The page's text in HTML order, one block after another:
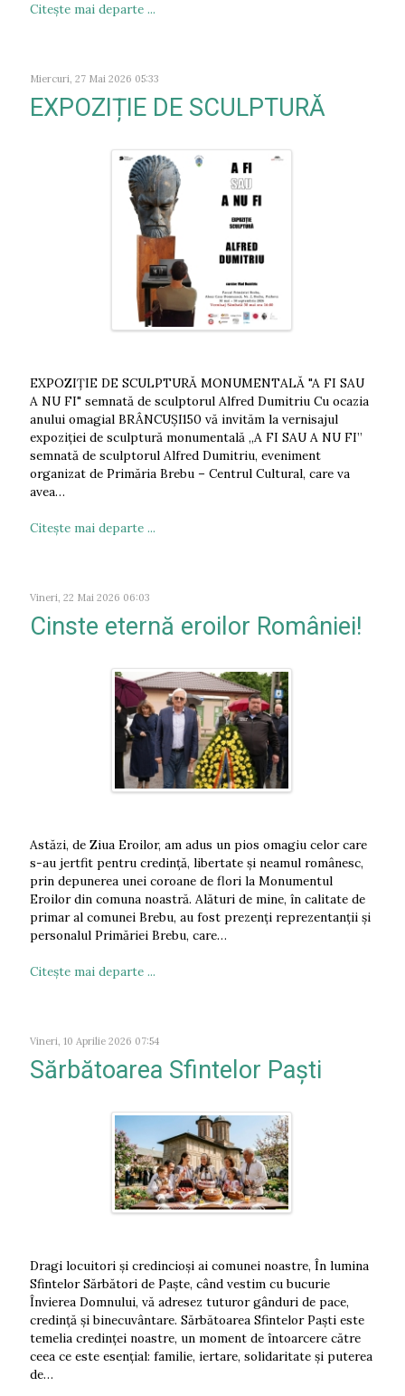
Citeşte mai departe ...
Miercuri, 27 Mai 2026 05:33
EXPOZIȚIE DE SCULPTURĂ
EXPOZIȚIE DE SCULPTURĂ MONUMENTALĂ "A FI SAU
A NU FI" semnată de sculptorul Alfred Dumitriu Cu ocazia
anului omagial BRÂNCUȘI150 vă invităm la vernisajul
expoziției de sculptură monumentală „A FI SAU A NU FI”
semnată de sculptorul Alfred Dumitriu, eveniment
organizat de Primăria Brebu – Centrul Cultural, care va
avea…
Citeşte mai departe ...
Vineri, 22 Mai 2026 06:03
Cinste eternă eroilor României!
Astăzi, de Ziua Eroilor, am adus un pios omagiu celor care
s-au jertfit pentru credință, libertate și neamul românesc,
prin depunerea unei coroane de flori la Monumentul
Eroilor din comuna noastră. Alături de mine, în calitate de
primar al comunei Brebu, au fost prezenți reprezentanții și
personalul Primăriei Brebu, care…
Citeşte mai departe ...
Vineri, 10 Aprilie 2026 07:54
Sărbătoarea Sfintelor Paști
Dragi locuitori și credincioși ai comunei noastre, În lumina
Sfintelor Sărbători de Paște, când vestim cu bucurie
Învierea Domnului, vă adresez tuturor gânduri de pace,
credință și binecuvântare. Sărbătoarea Sfintelor Paști este
temelia credinței noastre, un moment de întoarcere către
ceea ce este esențial: familie, iertare, solidaritate și puterea
de…